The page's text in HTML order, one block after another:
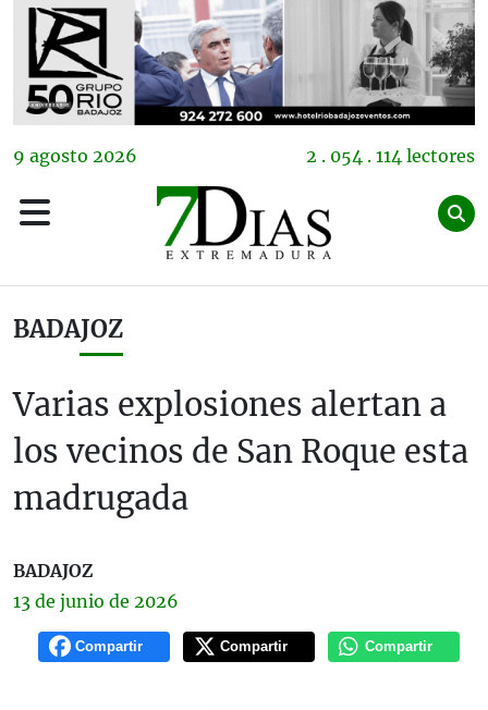
9 agosto 2026 2 . 054 . 114 lectores
BADAJOZ
Varias explosiones alertan a
los vecinos de San Roque esta
madrugada
BADAJOZ
13 de junio de 2026
Compartir Compartir Compartir